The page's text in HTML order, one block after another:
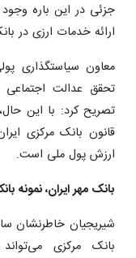
جزئی در این باره
ارائه خدمات ارزی در
معاون سیاستگذاری
تحقق عدالت
تصریح کرد: با این
قانون بانک مرکزی
ارزش پول ملی است.
بانک مهر ایران، نمونه
شیریجیان خاطرنشان
بانک مرکزی